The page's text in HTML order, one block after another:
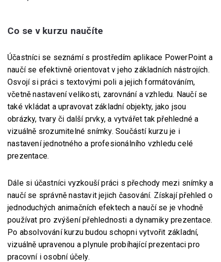
Co se v kurzu naučíte
Účastníci se seznámí s prostředím aplikace PowerPoint a
naučí se efektivně orientovat v jeho základních nástrojích.
Osvojí si práci s textovými poli a jejich formátováním,
včetně nastavení velikosti, zarovnání a vzhledu. Naučí se
také vkládat a upravovat základní objekty, jako jsou
obrázky, tvary či další prvky, a vytvářet tak přehledné a
vizuálně srozumitelné snímky. Součástí kurzu je i
nastavení jednotného a profesionálního vzhledu celé
prezentace.
Dále si účastníci vyzkouší práci s přechody mezi snímky a
naučí se správně nastavit jejich časování. Získají přehled o
jednoduchých animačních efektech a naučí se je vhodně
používat pro zvýšení přehlednosti a dynamiky prezentace.
Po absolvování kurzu budou schopni vytvořit základní,
vizuálně upravenou a plynule probíhající prezentaci pro
pracovní i osobní účely.